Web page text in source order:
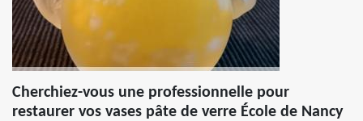
Cherchiez-vous une professionnelle pour
restaurer vos vases pâte de verre École de Nancy